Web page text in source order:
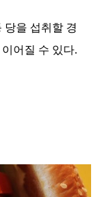
당을 섭취할 경
어질 수 있다.